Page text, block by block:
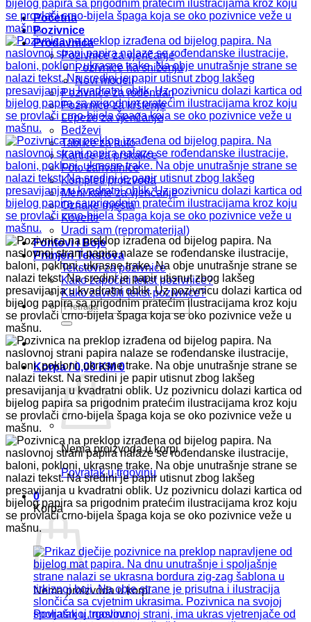
Početna
Pozivnice
Prodavnica
Pozivnice za vjenčanje
Pozivnice na sniženju
Novi modeli
Pozivnice za rođendan
Pozivnice za krštenje
Lepeze za vjenčanje
Bedževi
Tablice za auto
Kartice za prskalice
Foto zahvalnice
Kompleti proizvoda
Meni karte za vjenčanje
Oznake mjesta
Koverte
Uradi sam (repromaterijal)
Fontovi i Boje
Primjeri Tekstova
Tekstovi za pozivnice
Kako započeti tekst pozivnice?
Kako završiti tekst pozivnice?
Pretraži:
Korpa /0,00KM 0
Nema proizvoda u korpi
Povratak u trgovinu
0
Korpa
Nema proizvoda u korpi
Povratak u trgovinu